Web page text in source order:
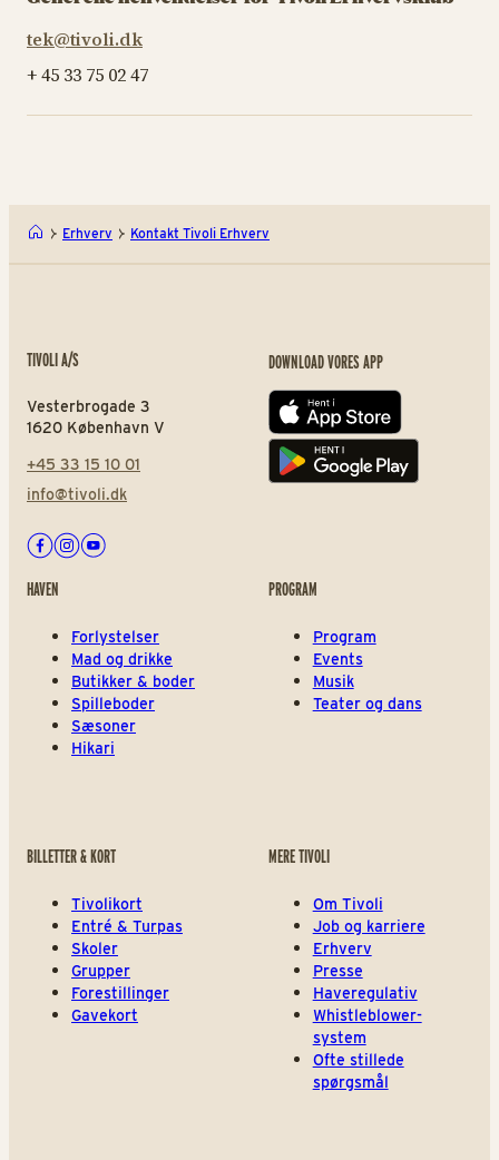
tek@tivoli.dk
+ 45 33 75 02 47
Erhverv Kontakt Tivoli Erhverv
TIVOLI A/S
Vesterbrogade 3
1620 København V
+45 33 15 10 01
info@tivoli.dk
Facebook
Instagram
Youtube
DOWNLOAD VORES APP
App store
Play store
HAVEN
Forlystelser
Mad og drikke
Butikker & boder
Spilleboder
Sæsoner
Hikari
PROGRAM
Program
Events
Musik
Teater og dans
BILLETTER & KORT
Tivolikort
Entré & Turpas
Skoler
Grupper
Forestillinger
Gavekort
MERE TIVOLI
Om Tivoli
Job og karriere
Erhverv
Presse
Haveregulativ
Whistleblower-
system
Ofte stillede
spørgsmål